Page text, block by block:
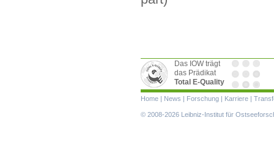
Das IOW trägt
das Prädikat
Total E-Quality
Navigation
Home News Forschung Karriere
© 2008-2026 Leibniz-Institut für